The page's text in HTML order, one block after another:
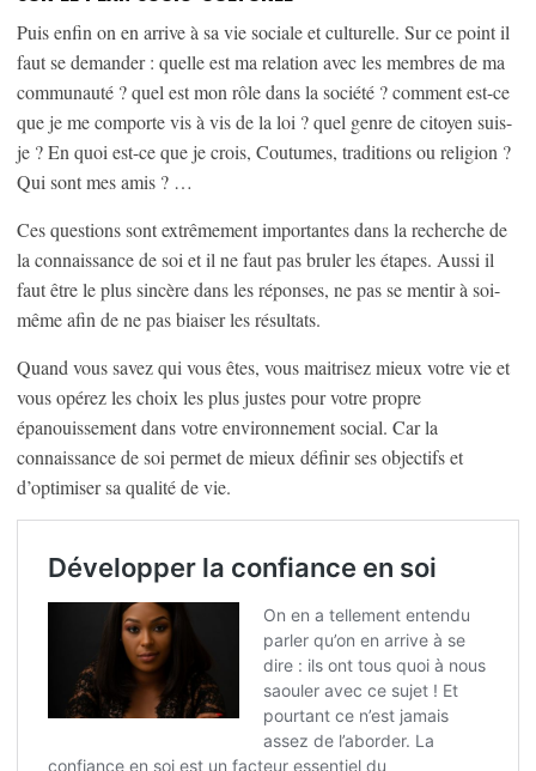
Puis enfin on en arrive à sa vie sociale et culturelle. Sur ce point il
faut se demander : quelle est ma relation avec les membres de ma
communauté ? quel est mon rôle dans la société ? comment est-ce
que je me comporte vis à vis de la loi ? quel genre de citoyen suis-
je ? En quoi est-ce que je crois, Coutumes, traditions ou religion ?
Qui sont mes amis ? …
Ces questions sont extrêmement importantes dans la recherche de
la connaissance de soi et il ne faut pas bruler les étapes. Aussi il
faut être le plus sincère dans les réponses, ne pas se mentir à soi-
même afin de ne pas biaiser les résultats.
Quand vous savez qui vous êtes, vous maitrisez mieux votre vie et
vous opérez les choix les plus justes pour votre propre
épanouissement dans votre environnement social. Car la
connaissance de soi permet de mieux définir ses objectifs et
d’optimiser sa qualité de vie.